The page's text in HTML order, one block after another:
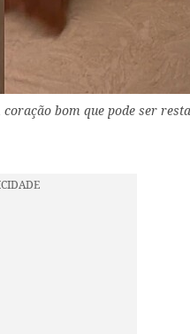
bom que pode ser